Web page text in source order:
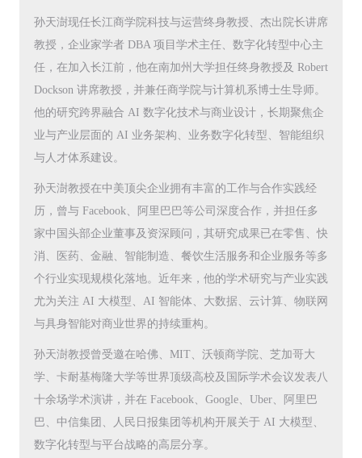
孙天澍现任长江商学院科技与运营终身教授、杰出院长讲席
教授，企业家学者 DBA 项目学术主任、数字化转型中心主
任，在加入长江前，他在南加州大学担任终身教授及 Robert
Dockson 讲席教授，并兼任商学院与计算机系博士生导师。
他的研究跨界融合 AI 数字化技术与商业设计，长期聚焦企
业与产业层面的 AI 业务架构、业务数字化转型、智能组织
与人才体系建设。
孙天澍教授在中美顶尖企业拥有丰富的工作与合作实践经
历，曾与 Facebook、阿里巴巴等公司深度合作，并担任多
家中国头部企业董事及资深顾问，其研究成果已在零售、快
消、医药、金融、智能制造、餐饮生活服务和企业服务等多
个行业实现规模化落地。近年来，他的学术研究与产业实践
尤为关注 AI 大模型、AI 智能体、大数据、云计算、物联网
与具身智能对商业世界的持续重构。
孙天澍教授曾受邀在哈佛、MIT、沃顿商学院、芝加哥大
学、卡耐基梅隆大学等世界顶级高校及国际学术会议发表八
十余场学术演讲，并在 Facebook、Google、Uber、阿里巴
巴、中信集团、人民日报集团等机构开展关于 AI 大模型、
数字化转型与平台战略的高层分享。